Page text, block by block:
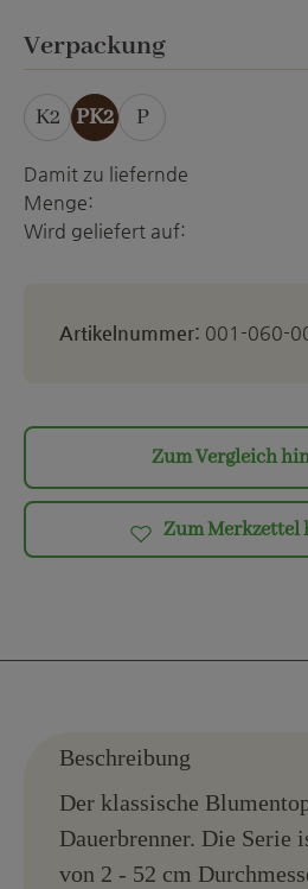
ett
Verpackungauswählen
K2 PK2 P
Damit zu liefernde
Menge:
Wird geliefert auf:
Artikelnummer: 001-060-
Zum Vergleich
Zum Merkzettel
Beschreibung
Der klassische
Dauerbrenner. Die Serie
von 2 - 52 cm